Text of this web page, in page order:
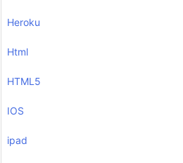
Heroku
Html
HTML5
IOS
ipad